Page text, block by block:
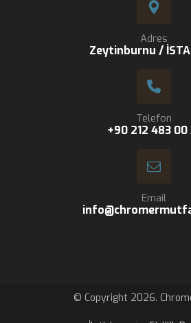
Adres
Zeytinburnu /
Telefon
+90 212 483 00
Email
© Copyright 2026.